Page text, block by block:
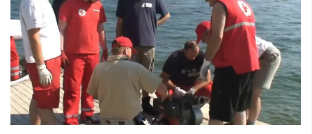
HISTORIA E KRYQIT TË KUQ
ИСТОРИЈАТ НА ДВИЖЕЊЕТО